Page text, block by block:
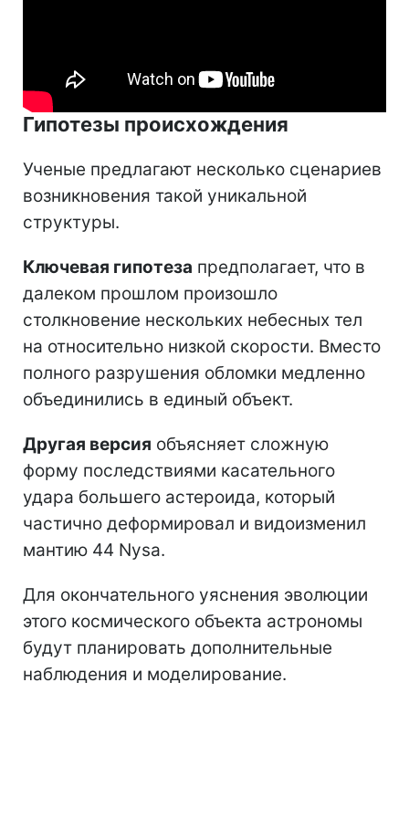
Гипотезы происхождения
Ученые предлагают несколько сценариев
возникновения такой уникальной
структуры.
Ключевая гипотеза предполагает, что в
далеком прошлом произошло
столкновение нескольких небесных тел
на относительно низкой скорости. Вместо
полного разрушения обломки медленно
объединились в единый объект.
Другая версия объясняет сложную
форму последствиями касательного
удара большего астероида, который
частично деформировал и видоизменил
мантию 44 Nysa.
Для окончательного уяснения эволюции
этого космического объекта астрономы
будут планировать дополнительные
наблюдения и моделирование.